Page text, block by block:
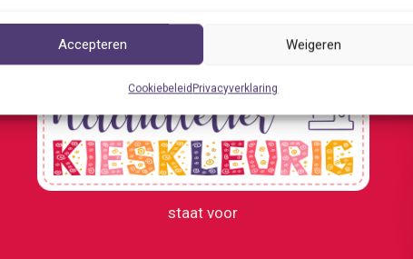
Accepteren Weigeren
Cookiebeleid Privacyverklaring
staat voor